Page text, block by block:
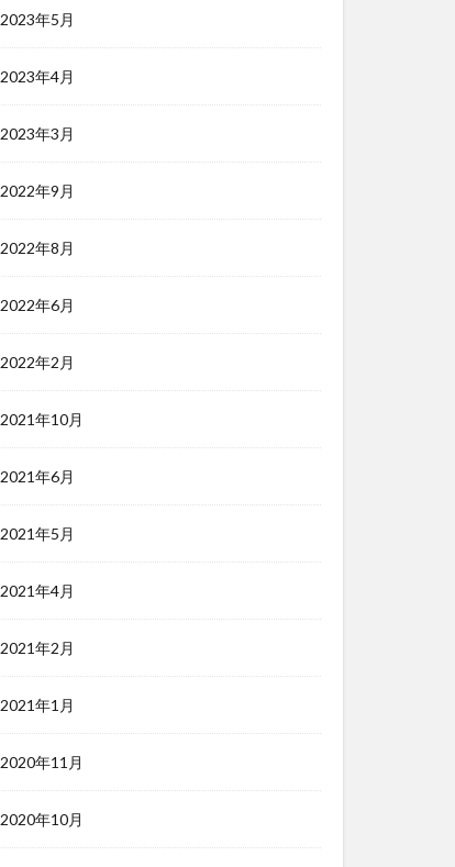
2023年5月
2023年4月
2023年3月
2022年9月
2022年8月
2022年6月
2022年2月
2021年10月
2021年6月
2021年5月
2021年4月
2021年2月
2021年1月
2020年11月
2020年10月